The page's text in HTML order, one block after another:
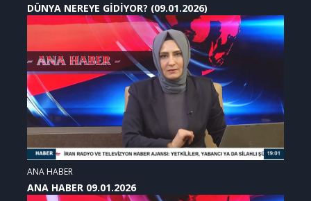
DÜNYA NEREYE GİDİYOR? (09.01.2026)
ANA HABER
ANA HABER 09.01.2026